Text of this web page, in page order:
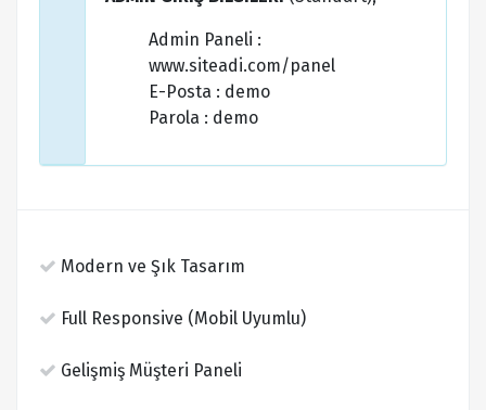
Admin Paneli :
www.siteadi.com/panel
E-Posta : demo
Parola : demo
Modern ve Şık Tasarım
Full Responsive (Mobil Uyumlu)
Gelişmiş Müşteri Paneli